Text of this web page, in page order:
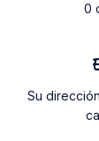
0
Su